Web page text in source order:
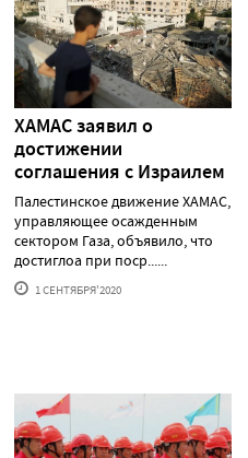
ХАМАС заявил о
достижении
соглашения с Израилем
Палестинское движение ХАМАС,
управляющее осажденным
сектором Газа, объявило, что
достиглоа при поср......
1 СЕНТЯБРЯ'2020